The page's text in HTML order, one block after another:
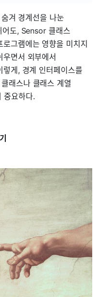
겨 경계선을 나눈
도, Sensor 클래스
그램에는 영향을 미치지
면서 외부에서
게, 경계 인터페이스를
래스나 클래스 계열
중요하다.